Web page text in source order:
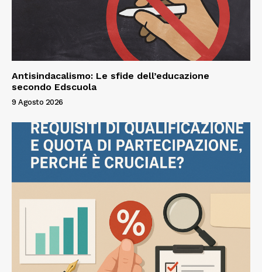
Antisindacalismo: Le sfide dell’educazione
secondo Edscuola
9 Agosto 2026